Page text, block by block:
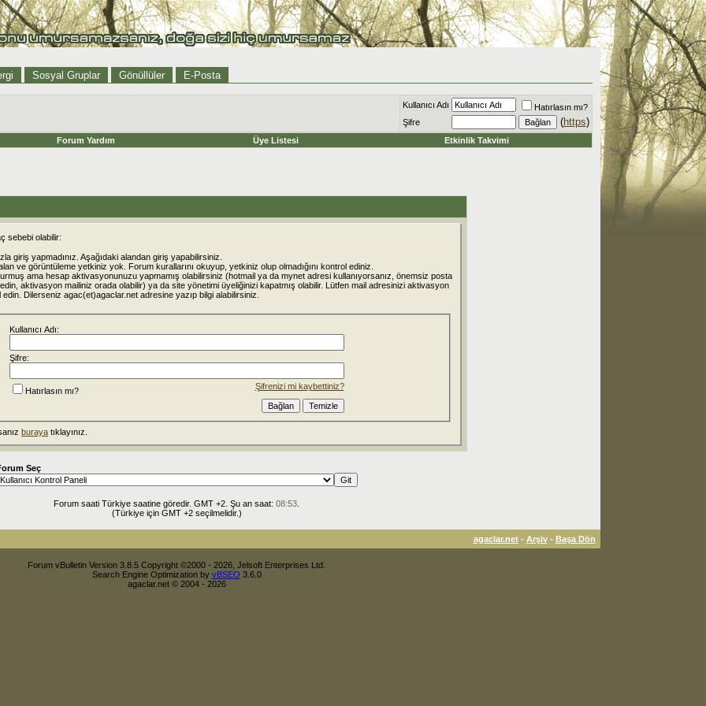
Sosyal Gruplar Gönüllüler E-Posta
Kullanıcı Adı
Hatırlasın mı?
Şifre
(https)
Forum Yardım Üye Listesi Etkinlik Takvimi
sebebi olabilir:
giriş yapmadınız. Aşağıdaki alandan giriş yapabilirsiniz.
ve görüntüleme yetkiniz yok. Forum kurallarını okuyup, yetkiniz olup olmadığını kontrol ediniz.
ama hesap aktivasyonunuzu yapmamış olabilirsiniz (hotmail ya da mynet adresi kullanıyorsanız, önemsiz posta
aktivasyon mailiniz orada olabilir) ya da site yönetimi üyeliğinizi kapatmış olabilir. Lütfen mail adresinizi aktivasyon
Dilerseniz agac(et)agaclar.net adresine yazıp bilgi alabilirsiniz.
Kullanıcı Adı:
Şifre:
Şifrenizi mi kaybettiniz?
Hatırlasın mı?
buraya tıklayınız.
Seç
Forum saati Türkiye saatine göredir. GMT +2. Şu an saat: 08:53
(Türkiye için GMT +2 seçilmelidir.)
agaclar.net- Arşiv- Başa Dön
Forum vBulletin Version 3.8.5 Copyright ©2000 - 2026, Jelsoft Enterprises Ltd.
Search Engine Optimization by vBSEO 3.6.0
agaclar.net © 2004 - 2026